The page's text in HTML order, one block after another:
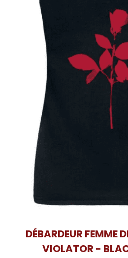
DÉBARDEUR FEMME
VIOLATOR -